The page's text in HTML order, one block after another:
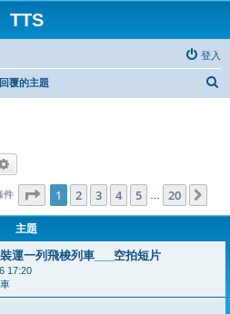
TTS
登入
覆的主題
件 第 1 頁 (共20 頁)
1 2 3 4 5 20
主題
運一列飛梭列車___空拍短片
17:20